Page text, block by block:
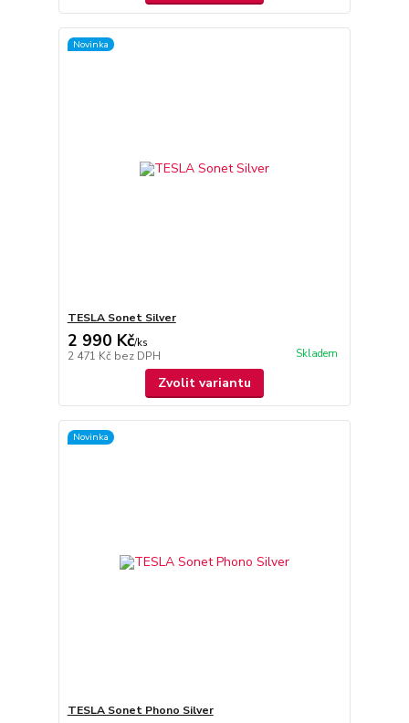
Novinka
TESLA Sonet Silver
2 990 Kč/ks
2 471 Kč bez DPH Skladem
Zvolit variantu
Novinka
TESLA Sonet Phono Silver